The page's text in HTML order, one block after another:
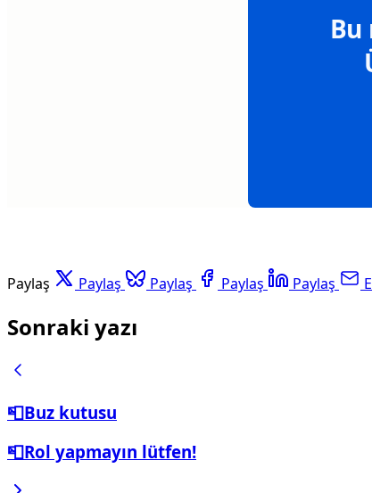
Bu
Paylaş Paylaş Paylaş Paylaş Paylaş
Sonraki yazı
📮Buz kutusu
📮Rol yapmayın lütfen!